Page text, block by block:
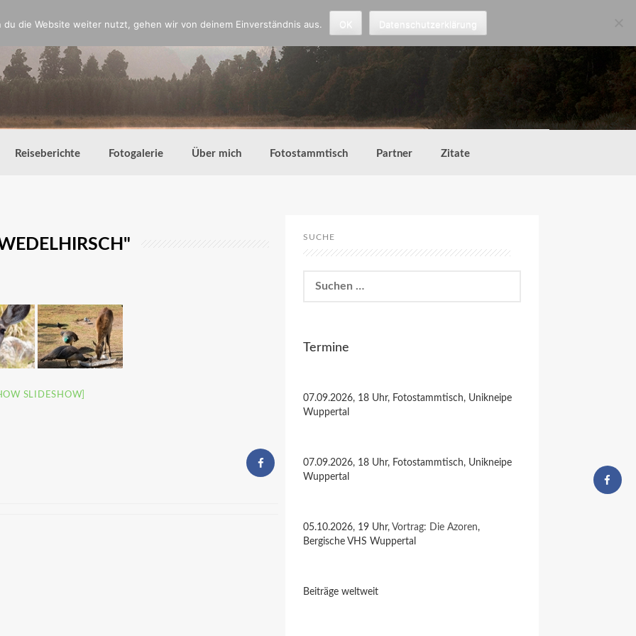
Reiseberichte Fotogalerie Über mich Fotostammtisch Partner Zitate
SLIDESHOW]
SUCHE
nach:
Termine
07.09.2026, 18 Uhr, Fotostammtisch, Unikneipe
Wuppertal
07.09.2026, 18 Uhr, Fotostammtisch, Unikneipe
Wuppertal
05.10.2026, 19 Uhr, Vortrag: Die Azoren,
Bergische VHS Wuppertal
Beiträge weltweit
die Website weiter nutzt, gehen wir von deinem Einverständnis aus.